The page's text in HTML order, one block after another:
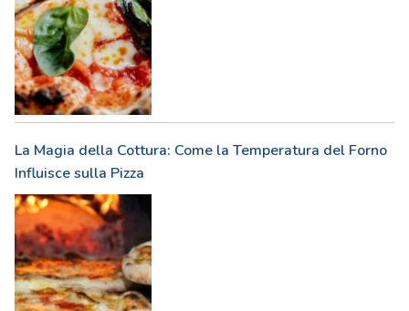
La Magia della Cottura: Come la Temperatura del Forno
Influisce sulla Pizza